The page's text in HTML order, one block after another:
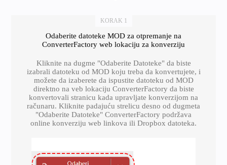
KORAK 1
Odaberite datoteke MOD za otpremanje na
ConverterFactory web lokaciju za konverziju
Kliknite na dugme "Odaberite Datoteke" da biste
izabrali datoteku od MOD koju treba da konvertujete, i
možete da izaberete da ispustite datoteku od MOD
direktno na veb lokaciju ConverterFactory da biste
konvertovali stranicu kada upravljate konverzijom na
računaru. Kliknite padajuću strelicu desno od dugmeta
"Odaberite Datoteke" ConverterFactory podržava
online konverziju web linkova ili Dropbox datoteka.